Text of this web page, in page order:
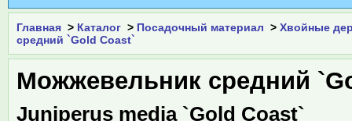
Главная > Каталог > Посадочный материал > Хвойные
средний `Gold Coast`
Можжевельник средний
Juniperus media `Gold Coast`